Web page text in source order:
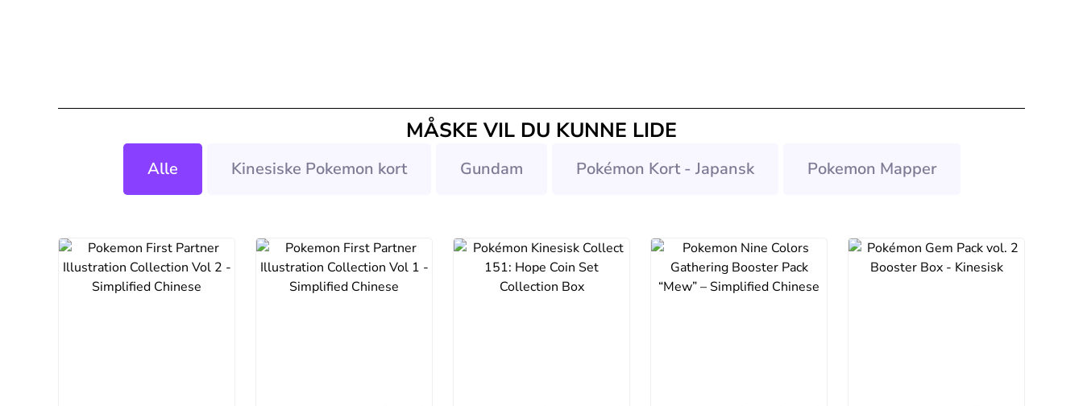
MÅSKE VIL DU KUNNE LIDE
Alle Kinesiske Pokemon kort Gundam Pokémon Kort - Japansk Pokemon Mapper